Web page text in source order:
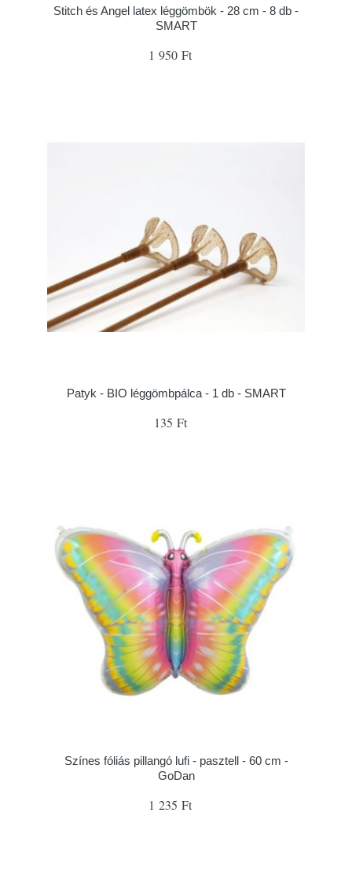
Stitch és Angel latex léggömbök - 28 cm - 8 db -
SMART
1 950 Ft
Patyk - BIO léggömbpálca - 1 db - SMART
135 Ft
Színes fóliás pillangó lufi - pasztell - 60 cm -
GoDan
1 235 Ft